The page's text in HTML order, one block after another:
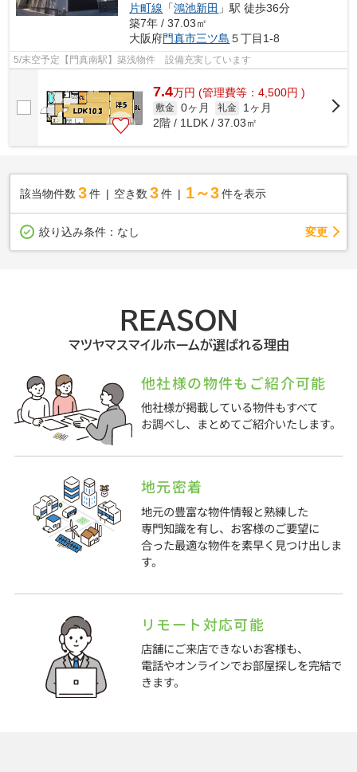
片町線 「鴻池新田 」駅 徒歩36分
築7年 / 37.03㎡
大阪府門真市三ツ島 ５丁目1-8
5/末空予定【門真南駅】築浅物件 設備充実しています
7.4万円 (管理費等：4,500円 )
敷金 0ヶ月 礼金
1ヶ月
2階 / 1LDK / 37.03㎡
該当物件数 3件 空き数 3 件 1～3 件を表示
絞り込み条件： なし 変更
REASON
マツヤマスマイルホームが選ばれる理由
他社様の物件もご紹介可能
他社様が掲載している物件もすべて
お調べし、まとめてご紹介いたします。
地元密着
地元の豊富な物件情報と熟練した
専門知識を有し、お客様のご要望に
合った最適な物件を素早く見つけ出しま
す。
リモート対応可能
店舗にご来店できないお客様も、
電話やオンラインでお部屋探しを完結で
きます。